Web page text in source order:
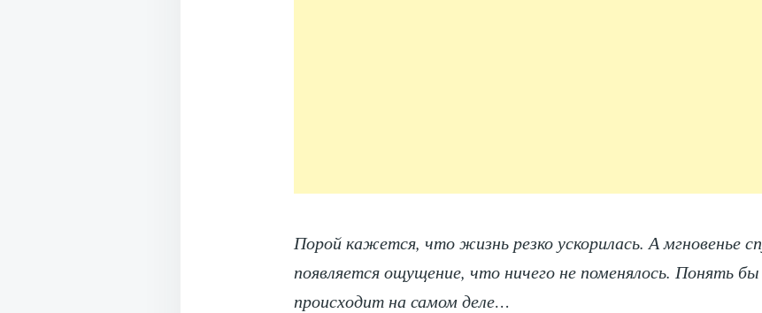
Порой кажется, что жизнь резко ускорилась. А мгновенье
появляется ощущение, что ничего не поменялось. Понять
происходит на самом деле…